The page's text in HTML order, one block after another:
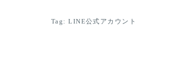
Tag: LINE公式アカウント